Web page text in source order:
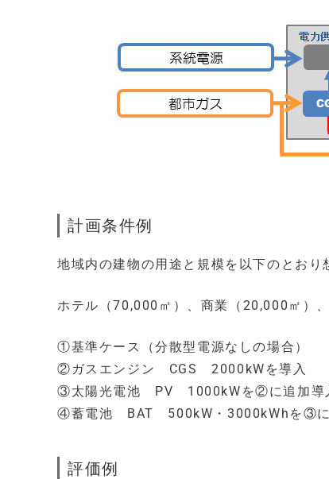
計画条件例
地域内の建物の用途と規模を以下のとお
ホテル（70,000㎡）、商業（20,000㎡）
①基準ケース（分散型電源なしの場合）
②ガスエンジン CGS 2000kWを導入
③太陽光電池 PV 1000kWを②に追加導
④蓄電池 BAT 500kW・3000kWhを③に
評価例